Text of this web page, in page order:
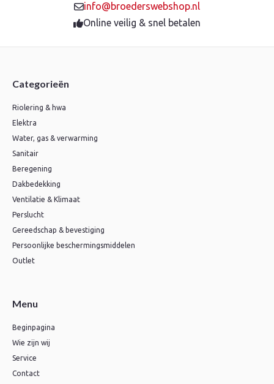
info@broederswebshop.nl
Online veilig & snel betalen
Categorieën
Riolering & hwa
Elektra
Water, gas & verwarming
Sanitair
Beregening
Dakbedekking
Ventilatie & Klimaat
Perslucht
Gereedschap & bevestiging
Persoonlijke beschermingsmiddelen
Outlet
Menu
Beginpagina
Wie zijn wij
Service
Contact